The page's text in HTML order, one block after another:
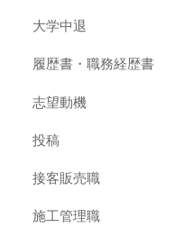
大学中退
履歴書・職務経歴書
志望動機
投稿
接客販売職
施工管理職